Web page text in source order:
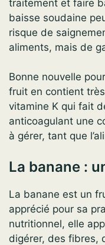
traitement et faire
baisse soudaine
risque de
aliments, mais de
Bonne nouvelle
fruit en contient
vitamine K qui fait
anticoagulant une
à gérer, tant que
La banane :
La banane est un
apprécié pour sa
nutritionnel, elle
digérer, des fibres,